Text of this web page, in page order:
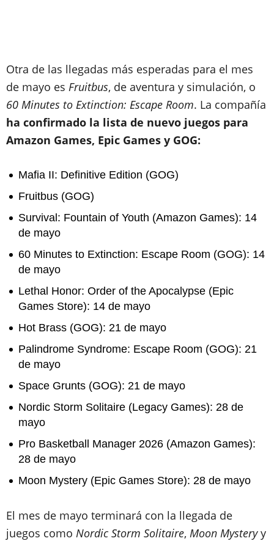
Otra de las llegadas más esperadas para el mes
de mayo es Fruitbus, de aventura y simulación, o
60 Minutes to Extinction: Escape Room. La compañía
ha confirmado la lista de nuevo juegos para
Amazon Games, Epic Games y GOG:
Mafia II: Definitive Edition (GOG)
Fruitbus (GOG)
Survival: Fountain of Youth (Amazon Games): 14
de mayo
60 Minutes to Extinction: Escape Room (GOG): 14
de mayo
Lethal Honor: Order of the Apocalypse (Epic
Games Store): 14 de mayo
Hot Brass (GOG): 21 de mayo
Palindrome Syndrome: Escape Room (GOG): 21
de mayo
Space Grunts (GOG): 21 de mayo
Nordic Storm Solitaire (Legacy Games): 28 de
mayo
Pro Basketball Manager 2026 (Amazon Games):
28 de mayo
Moon Mystery (Epic Games Store): 28 de mayo
El mes de mayo terminará con la llegada de
juegos como Nordic Storm Solitaire, Moon Mysteryy